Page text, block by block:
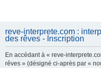
reve-interprete.com :
des rêves - Inscription
En accédant à « reve-
rêves » (désigné ci-après par «